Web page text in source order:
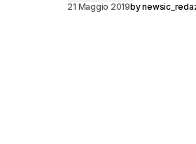
21 Maggio 2019by